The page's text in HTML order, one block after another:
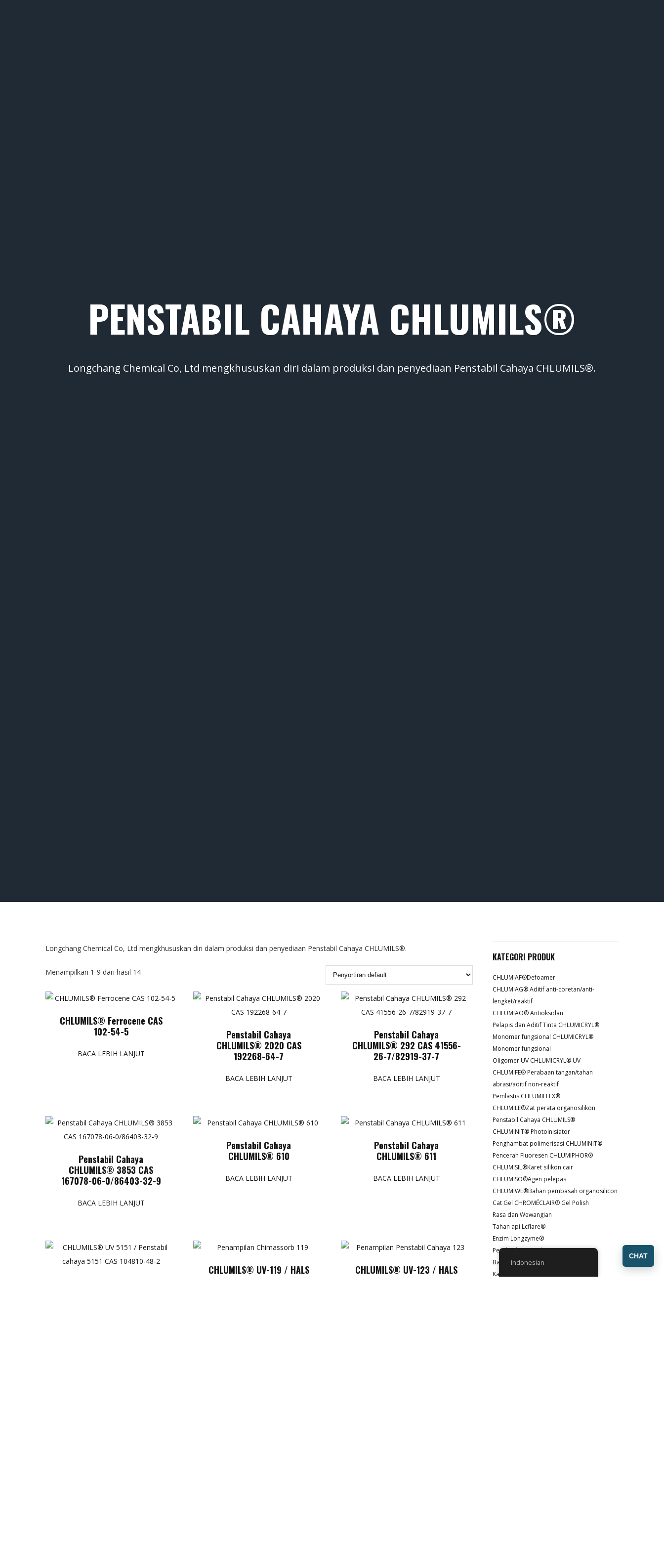
PENSTABIL CAHAYA CHLUMILS®
Longchang Chemical Co, Ltd mengkhususkan diri dalam produksi dan penyediaan Penstabil Cahaya CHLUMILS®.
Longchang Chemical Co, Ltd mengkhususkan diri dalam produksi dan penyediaan Penstabil Cahaya CHLUMILS®.
Menampilkan 1-9 dari hasil 14
CHLUMILS® Ferrocene CAS
102-54-5
BACA LEBIH LANJUT
Penstabil Cahaya
CHLUMILS® 2020 CAS
192268-64-7
BACA LEBIH LANJUT
Penstabil Cahaya
CHLUMILS® 292 CAS 41556-
26-7/82919-37-7
BACA LEBIH LANJUT
Penstabil Cahaya
CHLUMILS® 3853 CAS
167078-06-0/86403-32-9
BACA LEBIH LANJUT
Penstabil Cahaya
CHLUMILS® 610
BACA LEBIH LANJUT
Penstabil Cahaya
CHLUMILS® 611
BACA LEBIH LANJUT
CHLUMILS® UV-119 / HALS
CHLUMILS® UV-123 / HALS
KATEGORI PRODUK
CHLUMIAF®Defoamer
CHLUMIAG® Aditif anti-coretan/anti-
lengket/reaktif
CHLUMIAO® Antioksidan
Pelapis dan Aditif Tinta CHLUMICRYL®
Monomer fungsional CHLUMICRYL®
Monomer fungsional
Oligomer UV CHLUMICRYL® UV
CHLUMIFE® Perabaan tangan/tahan
abrasi/aditif non-reaktif
Pemlastis CHLUMIFLEX®
CHLUMILE®Zat perata organosilikon
Penstabil Cahaya CHLUMILS®
CHLUMINIT® Photoinisiator
Penghambat polimerisasi CHLUMINIT®
Pencerah Fluoresen CHLUMIPHOR®
CHLUMISIL®Karet silikon cair
CHLUMISO®Agen pelepas
CHLUMIWE®Bahan pembasah organosilicon
Cat Gel CHROMÉCLAIR® Gel Polish
Rasa dan Wewangian
Tahan api Lcflare®
Enzim Longzyme®
Peroksida organik
Bahan Tambahan Lainnya
Katalis Poliuretan Katalis Poliuretan
Indonesian
CHAT